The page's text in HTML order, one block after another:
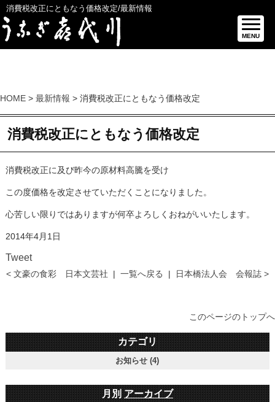
消費税改正にともなう価格改定/最新情報
MENU
HOME > 最新情報 > 消費税改正にともなう価格改定
消費税改正にともなう価格改定
消費税改正に及び昨今の原材料高騰を受け
この度価格を改定させていただくことになりました。
心苦しい限りではありますが何卒よろしくおねがいいたします。
2014年4月1日
Tweet
< 文豪の食彩 日本文芸社 | 一覧へ戻る | 日本橋法人会 会報誌 >
このページのトップへ
カテゴリ
お知らせ (4)
月別アーカイブ